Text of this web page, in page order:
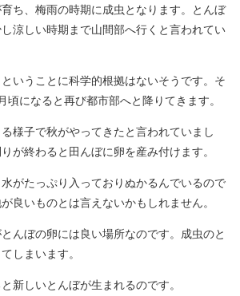
ち、梅雨の時期に成虫となります。とんぼ
涼しい時期まで山間部へ行くと言われてい
いうことに科学的根拠はないそうです。そ
頃になると再び都市部へと降りてきます。
様子で秋がやってきたと言われていまし
が終わると田んぼに卵を産み付けます。
がたっぷり入っておりぬかるんでいるので
良いものとは言えないかもしれません。
んぼの卵には良い場所なのです。成虫のと
しまいます。
新しいとんぼが生まれるのです。